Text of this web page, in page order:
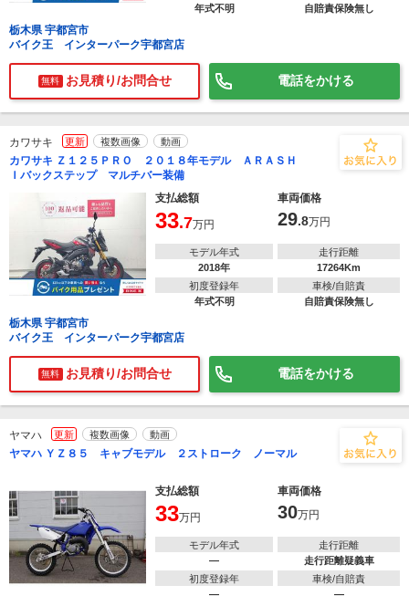
年式不明
自賠責保険無し
栃木県 宇都宮市
バイク王 インターパーク宇都宮店
無料 お見積り/お問合せ 電話をかける
カワサキ 更新 複数画像 動画
カワサキ Ｚ１２５ＰＲＯ ２０１８年モデル ＡＲＡＳＨ
Ｉバックステップ マルチバー装備
支払総額
車両価格
33.7万円 29.8万円
モデル年式
2018年
走行距離
17264Km
初度登録年
年式不明
車検/自賠責
自賠責保険無し
栃木県 宇都宮市
バイク王 インターパーク宇都宮店
無料 お見積り/お問合せ 電話をかける
ヤマハ 更新 複数画像 動画
ヤマハ ＹＺ８５ キャブモデル ２ストローク ノーマル
支払総額 車両価格
33万円 30万円
モデル年式
―
走行距離
走行距離疑義車
初度登録年
車検/自賠責